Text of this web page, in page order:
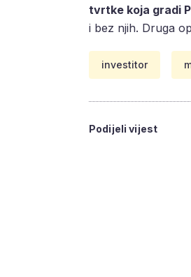
tvrtke koja gradi
i bez njih. Druga
investitor
Podijeli vijest